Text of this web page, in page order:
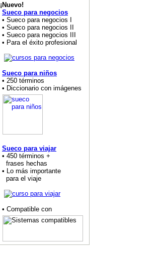
¡Nuevo!
Sueco para negocios
• Sueco para negocios I
• Sueco para negocios II
• Sueco para negocios III
• Para el éxito profesional
Sueco para niños
• 250 términos
• Diccionario con imágenes
Sueco para viajar
• 450 términos +
frases hechas
• Lo más importante
para el viaje
• Compatible con